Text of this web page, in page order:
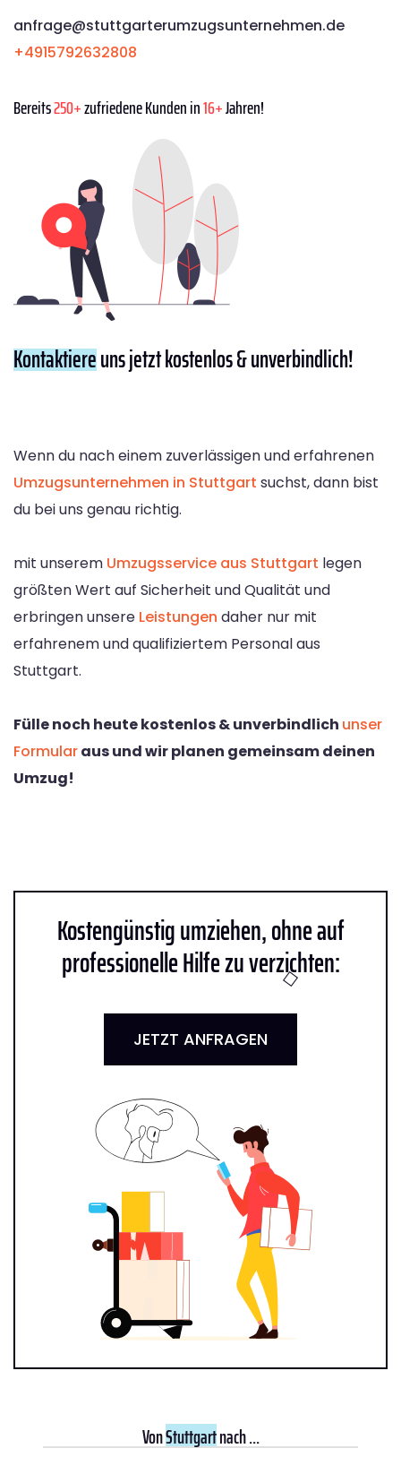
anfrage@stuttgarterumzugsunternehmen.de
+4915792632808
Bereits250+zufriedene Kunden in16+Jahren!
Kontaktiereuns jetzt kostenlos & unverbindlich!
Wenn du nach einem zuverlässigen und erfahrenen
Umzugsunternehmen in Stuttgart suchst, dann bist
du bei uns genau richtig.
mit unserem Umzugsservice aus Stuttgart legen
größten Wert auf Sicherheit und Qualität und
erbringen unsere Leistungen daher nur mit
erfahrenem und qualifiziertem Personal aus
Stuttgart.
Fülle noch heute kostenlos & unverbindlich unser
Formularaus und wir planen gemeinsam deinen
Umzug!
Kostengünstig umziehen, ohne auf
professionelle Hilfe zu verzichten:
JETZT ANFRAGEN
VonStuttgartnach ...